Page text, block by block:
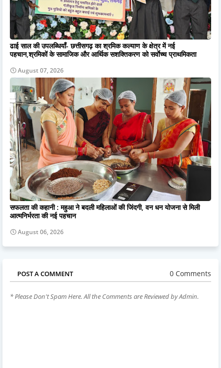
ढाई साल की उपलब्धियाँ- छत्तीसगढ़ का श्रमिक कल्याण के क्षेत्र में नई
पहचान,श्रमिकों के सामाजिक और आर्थिक सशक्तिकरण को सर्वाेच्च प्राथमिकता
August 07, 2026
सफलता की कहानी : महुआ ने बदली महिलाओं की जिंदगी, वन धन योजना से मिली
आत्मनिर्भरता की नई पहचान
August 06, 2026
POST A COMMENT 0 Comments
* Please Don't Spam Here. All the Comments are Reviewed by Admin.